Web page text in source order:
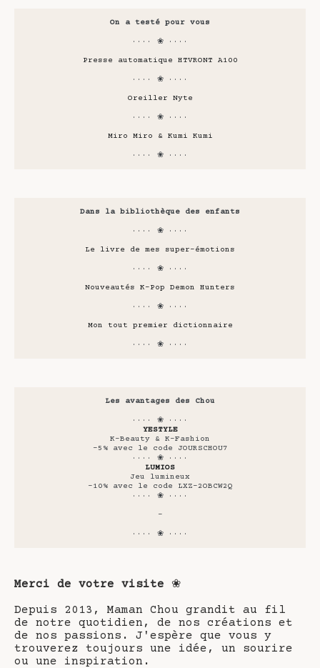
On a testé pour vous
···· ❀ ····
Presse automatique HTVRONT A100
···· ❀ ····
Oreiller Nyte
···· ❀ ····
Miro Miro & Kumi Kumi
···· ❀ ····
Dans la bibliothèque des enfants
···· ❀ ····
Le livre de mes super-émotions
···· ❀ ····
Nouveautés K-Pop Demon Hunters
···· ❀ ····
Mon tout premier dictionnaire
···· ❀ ····
Les avantages des Chou
···· ❀ ····
YESTYLE
K-Beauty & K-Fashion
-5% avec le code JOURSCHOU7
···· ❀ ····
LUMIOS
Jeu lumineux
-10% avec le code LXZ-2OBCW2Q
···· ❀ ····
-
···· ❀ ····
Merci de votre visite ❀
Depuis 2013, Maman Chou grandit au fil
de notre quotidien, de nos créations et
de nos passions. J'espère que vous y
trouverez toujours une idée, un sourire
ou une inspiration.